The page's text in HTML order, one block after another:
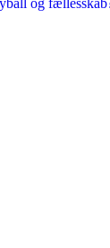
og